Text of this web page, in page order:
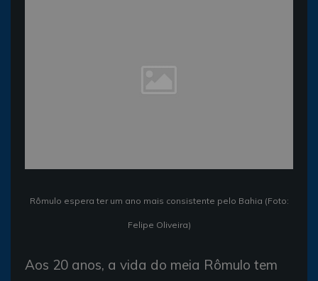
Rômulo espera ter um ano mais consistente pelo Bahia (Foto:
Felipe Oliveira)
Aos 20 anos, a vida do meia Rômulo tem